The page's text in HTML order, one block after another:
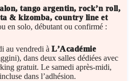
tango argentin, rock’n roll,
& kizomba, country line et
en solo, débutant ou confirmé :
au vendredi à L’Académie
dans deux salles dédiées avec
gratuit. Le samedi après-midi,
dans l’adhésion.